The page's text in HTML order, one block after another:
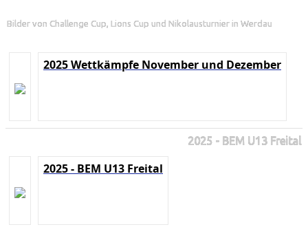
Bilder von Challenge Cup, Lions Cup und Nikolausturnier in Werdau
2025 Wettkämpfe November und Dezember
2025 - BEM U13 Freital
2025 - BEM U13 Freital